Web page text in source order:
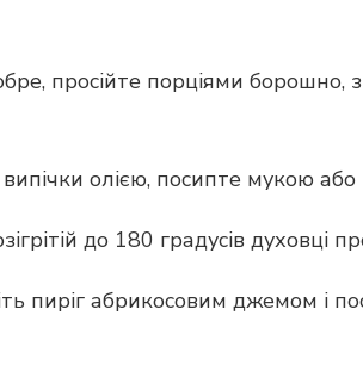
просійте порціями борошно,
олією, посипте мукою або
до 180 градусів духовці
пиріг абрикосовим джемом і